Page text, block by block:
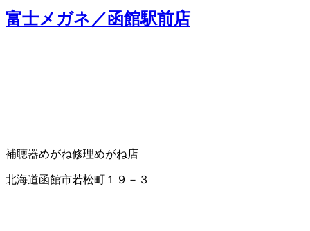
富士メガネ／函館駅前店
補聴器めがね修理めがね店
北海道函館市若松町１９－３